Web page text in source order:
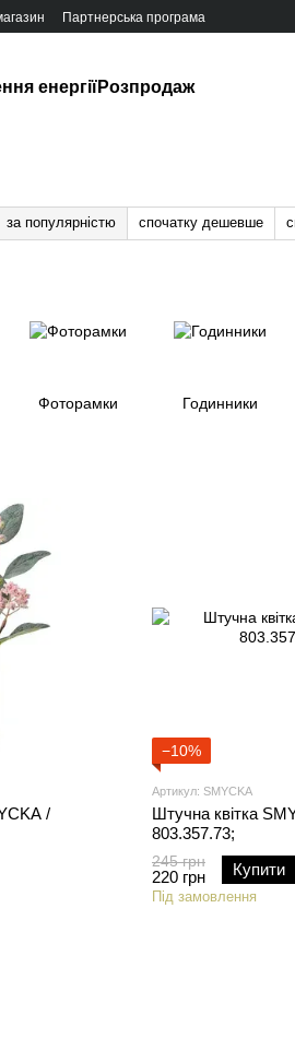
Партнерська програма
енергіїРозпродаж
за популярністю спочатку дешевше
Фоторамки Годинники
/
−10%
Артикул: SMYCKA
Штучна квітка
803.357.73;
245 грн
220 грн Купити
Під замовлення